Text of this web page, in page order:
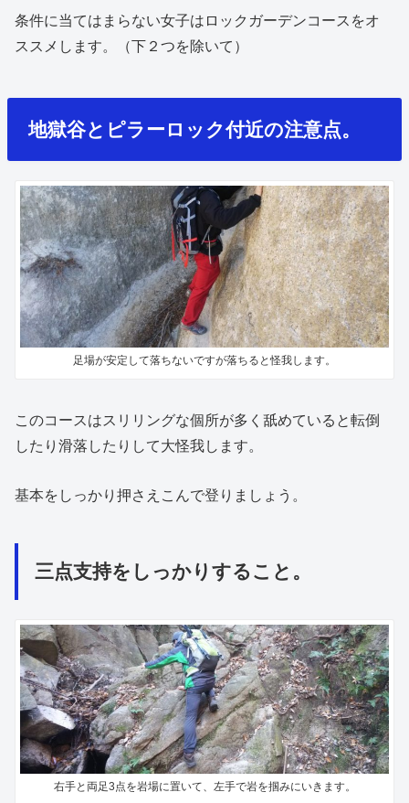
条件に当てはまらない女子はロックガーデンコースをオ
ススメします。（下２つを除いて）
地獄谷とピラーロック付近の注意点。
足場が安定して落ちないですが落ちると怪我します。
このコースはスリリングな個所が多く舐めていると転倒
したり滑落したりして大怪我します。
基本をしっかり押さえこんで登りましょう。
三点支持をしっかりすること。
右手と両足3点を岩場に置いて、左手で岩を掴みにいきます。